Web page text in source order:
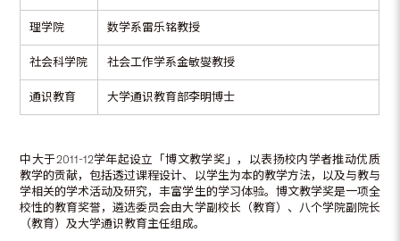
理学院 数学系雷乐铭教授
社会科学院 社会工作学系金敏燮教授
通识教育 大学通识教育部李明博士
中大于2011-12学年起设立「博文教学奖」，以表扬校内学者推动优质
教学的贡献，包括透过课程设计、以学生为本的教学方法，以及与教与
学相关的学术活动及研究，丰富学生的学习体验。博文教学奖是一项全
校性的教育奖誉，遴选委员会由大学副校长（教育）、八个学院副院长
（教育）及大学通识教育主任组成。